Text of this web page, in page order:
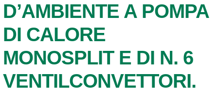
D’AMBIENTE A POMPA
DI CALORE
MONOSPLIT E DI N. 6
VENTILCONVETTORI.